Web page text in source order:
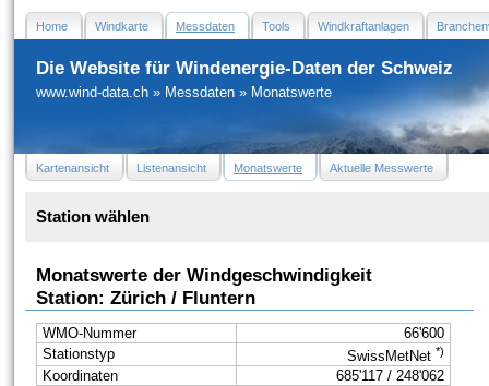
Home Windkarte Messdaten Tools Windkraftanlagen
Die Website für Windenergie-Daten der Schweiz
www.wind-data.ch » Messdaten » Monatswerte
Kartenansicht Listenansicht Monatswerte Aktuelle Messwerte
Station wählen
Monatswerte der Windgeschwindigkeit
Station: Zürich / Fluntern
WMO-Nummer
66'600
Stationstyp
SwissMetNet *)
Koordinaten
685'117 / 248'062